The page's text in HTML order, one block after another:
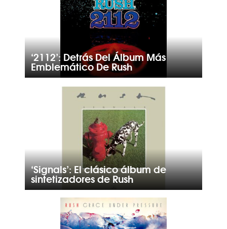
‘2112’: Detrás Del Álbum Más
Emblemático De Rush
‘Signals’: El clásico álbum de
sintetizadores de Rush